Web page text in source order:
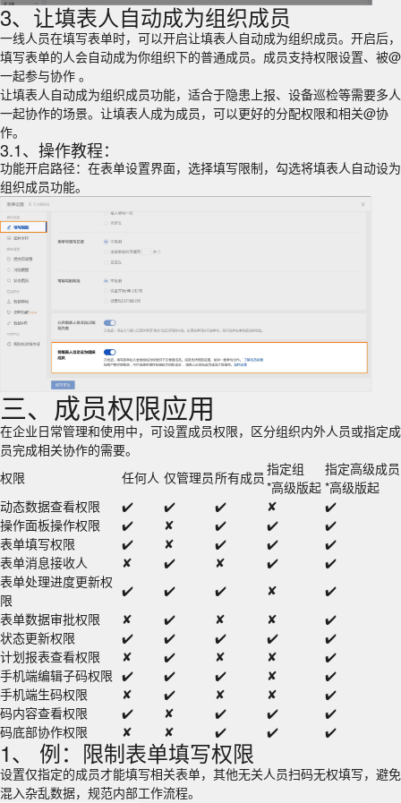
3、让填表人自动成为组织成员
一线人员在填写表单时，可以开启让填表人自动成为组织成员。开启后，
填写表单的人会自动成为你组织下的普通成员。成员支持权限设置、被@
一起参与协作 。
让填表人自动成为组织成员功能，适合于隐患上报、设备巡检等需要多人
一起协作的场景。让填表人成为成员，可以更好的分配权限和相关@协
作。
3.1、操作教程：
功能开启路径：在表单设置界面，选择填写限制，勾选将填表人自动设为
组织成员功能。
三、成员权限应用
在企业日常管理和使用中，可设置成员权限，区分组织内外人员或指定成
员完成相关协作的需要。
权限
任何人 仅管理员 所有成员 指定组
*高级版起
指定高级成员
*高级版起
动态数据查看权限
✔️ ✔️ ✔️ ✘
✔️
操作面板操作权限
✔️ ✘ ✔️ ✔️
✔️
表单填写权限
✔️ ✘ ✔️ ✔️
✔️
表单消息接收人
✘ ✔️ ✘ ✔️
✔️
表单处理进度更新权
限
✔️ ✔️ ✔️ ✘
✔️
表单数据审批权限
✘ ✔️ ✘ ✘
✔️
状态更新权限
✔️ ✔️ ✔️ ✔️
✔️
计划报表查看权限
✘ ✔️ ✘ ✘
✔️
手机端编辑子码权限 ✔️ ✔️ ✔️ ✘
✔️
手机端生码权限
✘ ✔️ ✘ ✘
✔️
码内容查看权限
✔️ ✘ ✔️ ✔️
✔️
码底部协作权限
✘ ✘ ✔️ ✔️ ✔️
1、 例：限制表单填写权限
设置仅指定的成员才能填写相关表单，其他无关人员扫码无权填写，避免
混入杂乱数据，规范内部工作流程。